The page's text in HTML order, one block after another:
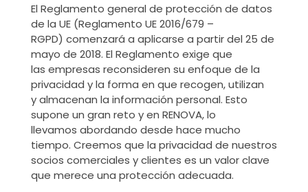
El Reglamento general de protección de datos
de la UE (Reglamento UE 2016/679 –
RGPD) comenzará a aplicarse a partir del 25 de
mayo de 2018. El Reglamento exige que
las empresas reconsideren su enfoque de la
privacidad y la forma en que recogen, utilizan
y almacenan la información personal. Esto
supone un gran reto y en RENOVA, lo
llevamos abordando desde hace mucho
tiempo. Creemos que la privacidad de nuestros
socios comerciales y clientes es un valor clave
que merece una protección adecuada.